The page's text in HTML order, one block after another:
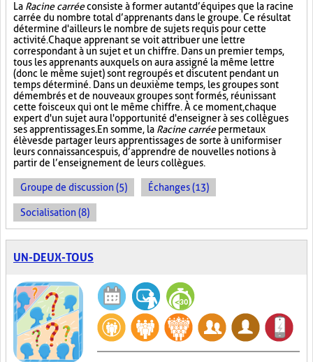
La Racine carréeconsiste à former autant d’équipes que la racine
carrée du nombre total d’apprenants dans le groupe. Ce résultat
détermine d'ailleurs le nombre de sujets requis pour cette
activité. Chaque apprenant se voit attribuer une lettre
correspondant à un sujet et un chiffre. Dans un premier temps,
tous les apprenants auxquels on aura assigné la même lettre
(donc le même sujet) sont regroupés et discutent pendant un
temps déterminé. Dans un deuxième temps, les groupes sont
démembrés et de nouveaux groupes sont formés, réunissant
cette fois ceux qui ont le même chiffre. À ce moment, chaque
expert d'un sujet aura l'opportunité d'enseigner à ses collègues
ses apprentissages. En somme, la Racine carréepermet aux
élèves de partager leurs apprentissages de sorte à uniformiser
leurs connaissances puis, d’apprendre de nouvelles notions à
partir de l’enseignement de leurs collègues.
Groupe de discussion (5) Échanges (13)
Socialisation (8)
UN-DEUX-TOUS